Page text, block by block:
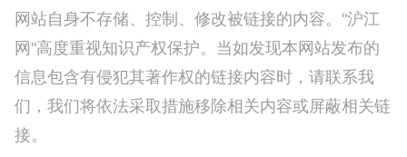
网站自身不存储、控制、修改被链接的内容。"沪江
网"高度重视知识产权保护。当如发现本网站发布的
信息包含有侵犯其著作权的链接内容时，请联系我
们，我们将依法采取措施移除相关内容或屏蔽相关链
接。